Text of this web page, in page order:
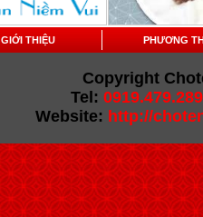
GIỚI THIỆU PHƯƠNG
Copyright
Tel: 0919.479.289
Website: http://